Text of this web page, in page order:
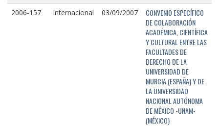
2006-157 Internacional 03/09/2007
CONVENIO ESPECÍFICO
DE COLABORACIÓN
ACADÉMICA, CIENTÍFICA
Y CULTURAL ENTRE LAS
FACULTADES DE
DERECHO DE LA
UNIVERSIDAD DE
MURCIA (ESPAÑA) Y DE
LA UNIVERSIDAD
NACIONAL AUTÓNOMA
DE MÉXICO -UNAM-
(MÉXICO)